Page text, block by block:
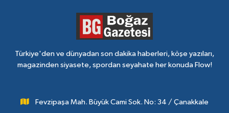
Türkiye'den ve dünyadan son dakika haberleri, köşe yazıları,
magazinden siyasete, spordan seyahate her konuda Flow!
Fevzipaşa Mah. Büyük Cami Sok. No: 34 / Çanakkale